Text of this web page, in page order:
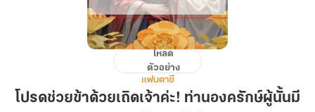
โปรด
ข้า
โหลด
ตัวอย่าง
แฟนตาซี
โปรดช่วยข้าด้วยเถิดเจ้าค่ะ! ท่านองครักษ์ผู้นั้นมี